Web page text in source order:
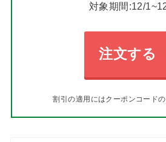
対象期間:12/
注文する
割引の適用にはクーポンコード